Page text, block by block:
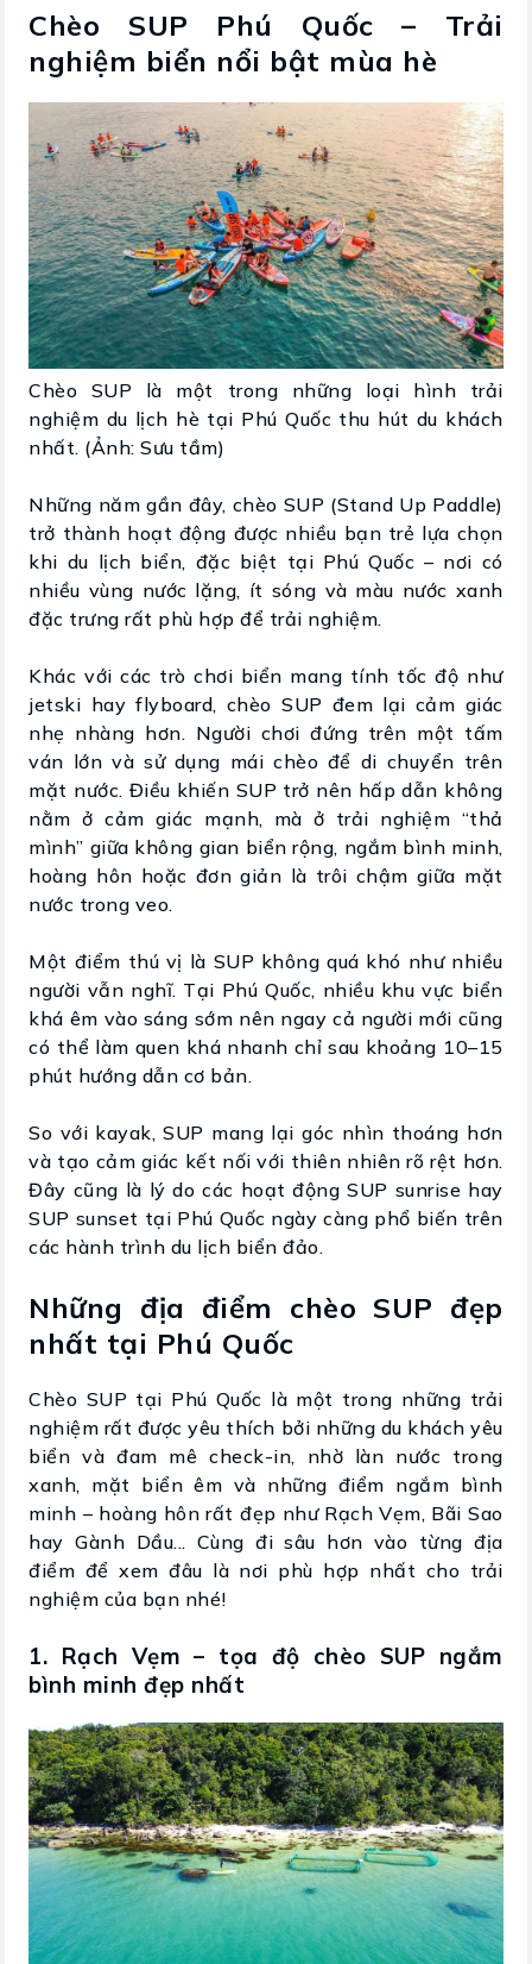
Chèo SUP Phú Quốc – Trải
nghiệm biển nổi bật mùa hè
Chèo SUP là một trong những loại hình trải
nghiệm du lịch hè tại Phú Quốc thu hút du khách
nhất. (Ảnh: Sưu tầm)
Những năm gần đây, chèo SUP (Stand Up Paddle)
trở thành hoạt động được nhiều bạn trẻ lựa chọn
khi du lịch biển, đặc biệt tại Phú Quốc – nơi có
nhiều vùng nước lặng, ít sóng và màu nước xanh
đặc trưng rất phù hợp để trải nghiệm.
Khác với các trò chơi biển mang tính tốc độ như
jetski hay flyboard, chèo SUP đem lại cảm giác
nhẹ nhàng hơn. Người chơi đứng trên một tấm
ván lớn và sử dụng mái chèo để di chuyển trên
mặt nước. Điều khiến SUP trở nên hấp dẫn không
nằm ở cảm giác mạnh, mà ở trải nghiệm “thả
mình” giữa không gian biển rộng, ngắm bình minh,
hoàng hôn hoặc đơn giản là trôi chậm giữa mặt
nước trong veo.
Một điểm thú vị là SUP không quá khó như nhiều
người vẫn nghĩ. Tại Phú Quốc, nhiều khu vực biển
khá êm vào sáng sớm nên ngay cả người mới cũng
có thể làm quen khá nhanh chỉ sau khoảng 10–15
phút hướng dẫn cơ bản.
So với kayak, SUP mang lại góc nhìn thoáng hơn
và tạo cảm giác kết nối với thiên nhiên rõ rệt hơn.
Đây cũng là lý do các hoạt động SUP sunrise hay
SUP sunset tại Phú Quốc ngày càng phổ biến trên
các hành trình du lịch biển đảo.
Những địa điểm chèo SUP đẹp
nhất tại Phú Quốc
Chèo SUP tại Phú Quốc là một trong những trải
nghiệm rất được yêu thích bởi những du khách yêu
biển và đam mê check-in, nhờ làn nước trong
xanh, mặt biển êm và những điểm ngắm bình
minh – hoàng hôn rất đẹp như Rạch Vẹm, Bãi Sao
hay Gành Dầu... Cùng đi sâu hơn vào từng địa
điểm để xem đâu là nơi phù hợp nhất cho trải
nghiệm của bạn nhé!
1. Rạch Vẹm – tọa độ chèo SUP ngắm
bình minh đẹp nhất